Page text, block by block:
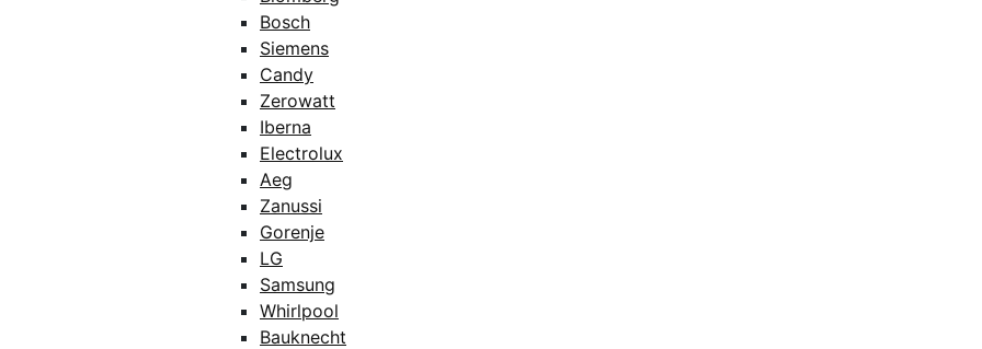
Bosch
Siemens
Candy
Zerowatt
Iberna
Electrolux
Aeg
Zanussi
Gorenje
LG
Samsung
Whirlpool
Bauknecht